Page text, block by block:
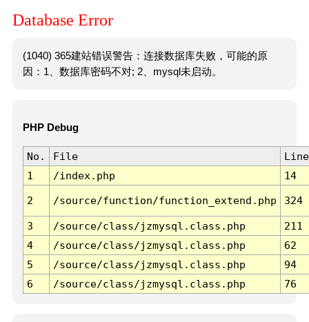
Database Error
(1040) 365建站错误警告：连接数据库失败，可能的原
因：1、数据库密码不对; 2、mysql未启动。
PHP Debug
No. File
Line
1
/index.php 14
2 /source/function/function_extend.php 324
3 /source/class/jzmysql.class.php
211
4
/source/class/jzmysql.class.php
62
5
/source/class/jzmysql.class.php
94
6
/source/class/jzmysql.class.php 76